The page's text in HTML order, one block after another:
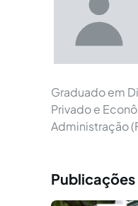
Graduado em
Privado e
Administração
Publicações